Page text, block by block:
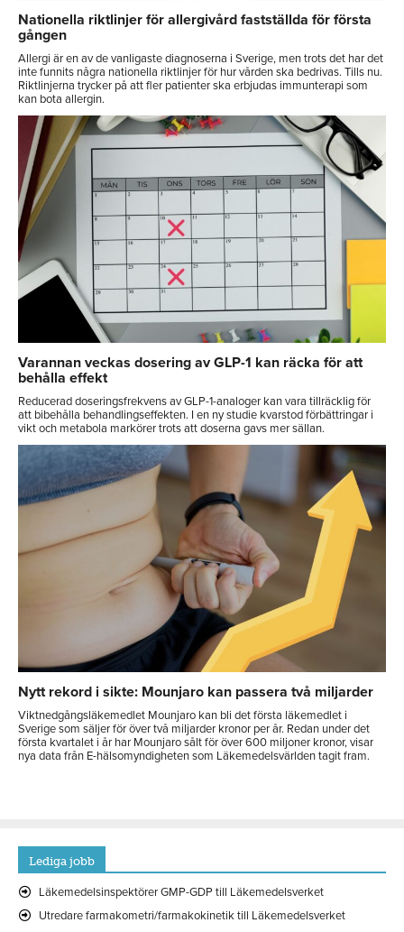
Nationella riktlinjer för allergivård fastställda för första
gången
Allergi är en av de vanligaste diagnoserna i Sverige, men trots det har det
inte funnits några nationella riktlinjer för hur vården ska bedrivas. Tills nu.
Riktlinjerna trycker på att fler patienter ska erbjudas immunterapi som
kan bota allergin.
Varannan veckas dosering av GLP-1 kan räcka för att
behålla effekt
Reducerad doseringsfrekvens av GLP-1-analoger kan vara tillräcklig för
att bibehålla behandlingseffekten. I en ny studie kvarstod förbättringar i
vikt och metabola markörer trots att doserna gavs mer sällan.
Nytt rekord i sikte: Mounjaro kan passera två miljarder
Viktnedgångsläkemedlet Mounjaro kan bli det första läkemedlet i
Sverige som säljer för över två miljarder kronor per år. Redan under det
första kvartalet i år har Mounjaro sålt för över 600 miljoner kronor, visar
nya data från E-hälsomyndigheten som Läkemedelsvärlden tagit fram.
Lediga jobb
Läkemedelsinspektörer GMP-GDP till Läkemedelsverket
Utredare farmakometri/farmakokinetik till Läkemedelsverket